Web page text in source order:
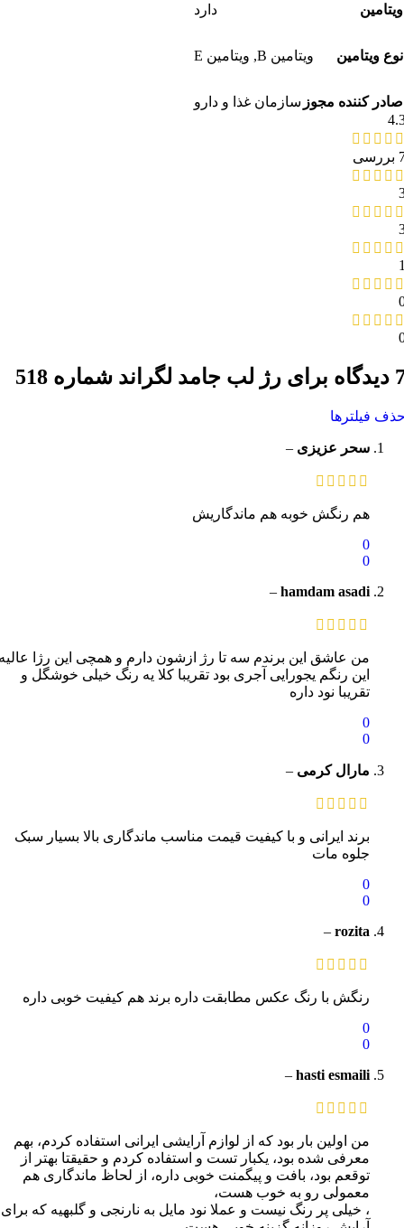
ویتامین دارد
نوع ویتامین ویتامین B , ویتامین E
صادر کننده مجوز سازمان غذا و دارو
برای رژ لب جامد لگراند شماره 518
فیلترها
سحر عزیزی –
هم رنگش خوبه هم ماندگاریش
0
0
hamdam asadi
–
من عاشق این برندم سه تا رژ ازشون دارم و همچی این رژا
این رنگم یجورایی آجری بود تقریبا کلا یه رنگ خیلی خوشگل و
تقریبا نود داره
0
0
مارال کرمی –
برند ایرانی و با کیفیت قیمت مناسب ماندگاری بالا بسیار سبک
جلوه مات
0
0
rozita
–
رنگش با رنگ عکس مطابقت داره برند هم کیفیت خوبی داره
0
0
hasti esmaili
–
من اولین بار بود که از لوازم آرایشی ایرانی استفاده کردم، بهم
معرفی شده بود، یکبار تست و استفاده کردم و حقیقتا بهتر از
توقعم بود، بافت و پیگمنت خوبی داره، از لحاظ ماندگاری هم
معمولی رو به خوب هست،
، خیلی پر رنگ نیست و عملا نود مایل به نارنجی و گلبهیه که برای